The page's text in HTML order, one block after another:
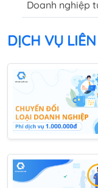
Doanh nghiệp
ty cổ phần,
chuyển đổi loại
nào?
DỊCH VỤ